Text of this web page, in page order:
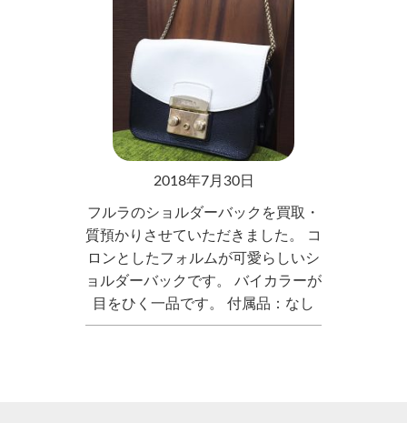
2018年7月30日
フルラのショルダーバックを買取・
質預かりさせていただきました。 コ
ロンとしたフォルムが可愛らしいシ
ョルダーバックです。 バイカラーが
目をひく一品です。 付属品：なし